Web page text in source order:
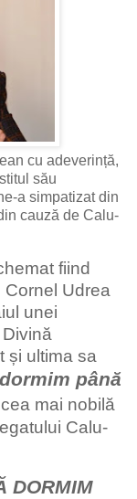
cu adeverință,
său
a simpatizat din
cauză de Calu-
fiind
Udrea
unei
și ultima sa
până
mai nobilă
Calu-
DORMIM